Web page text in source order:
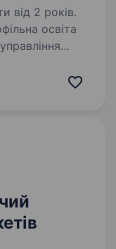
від 2 років.